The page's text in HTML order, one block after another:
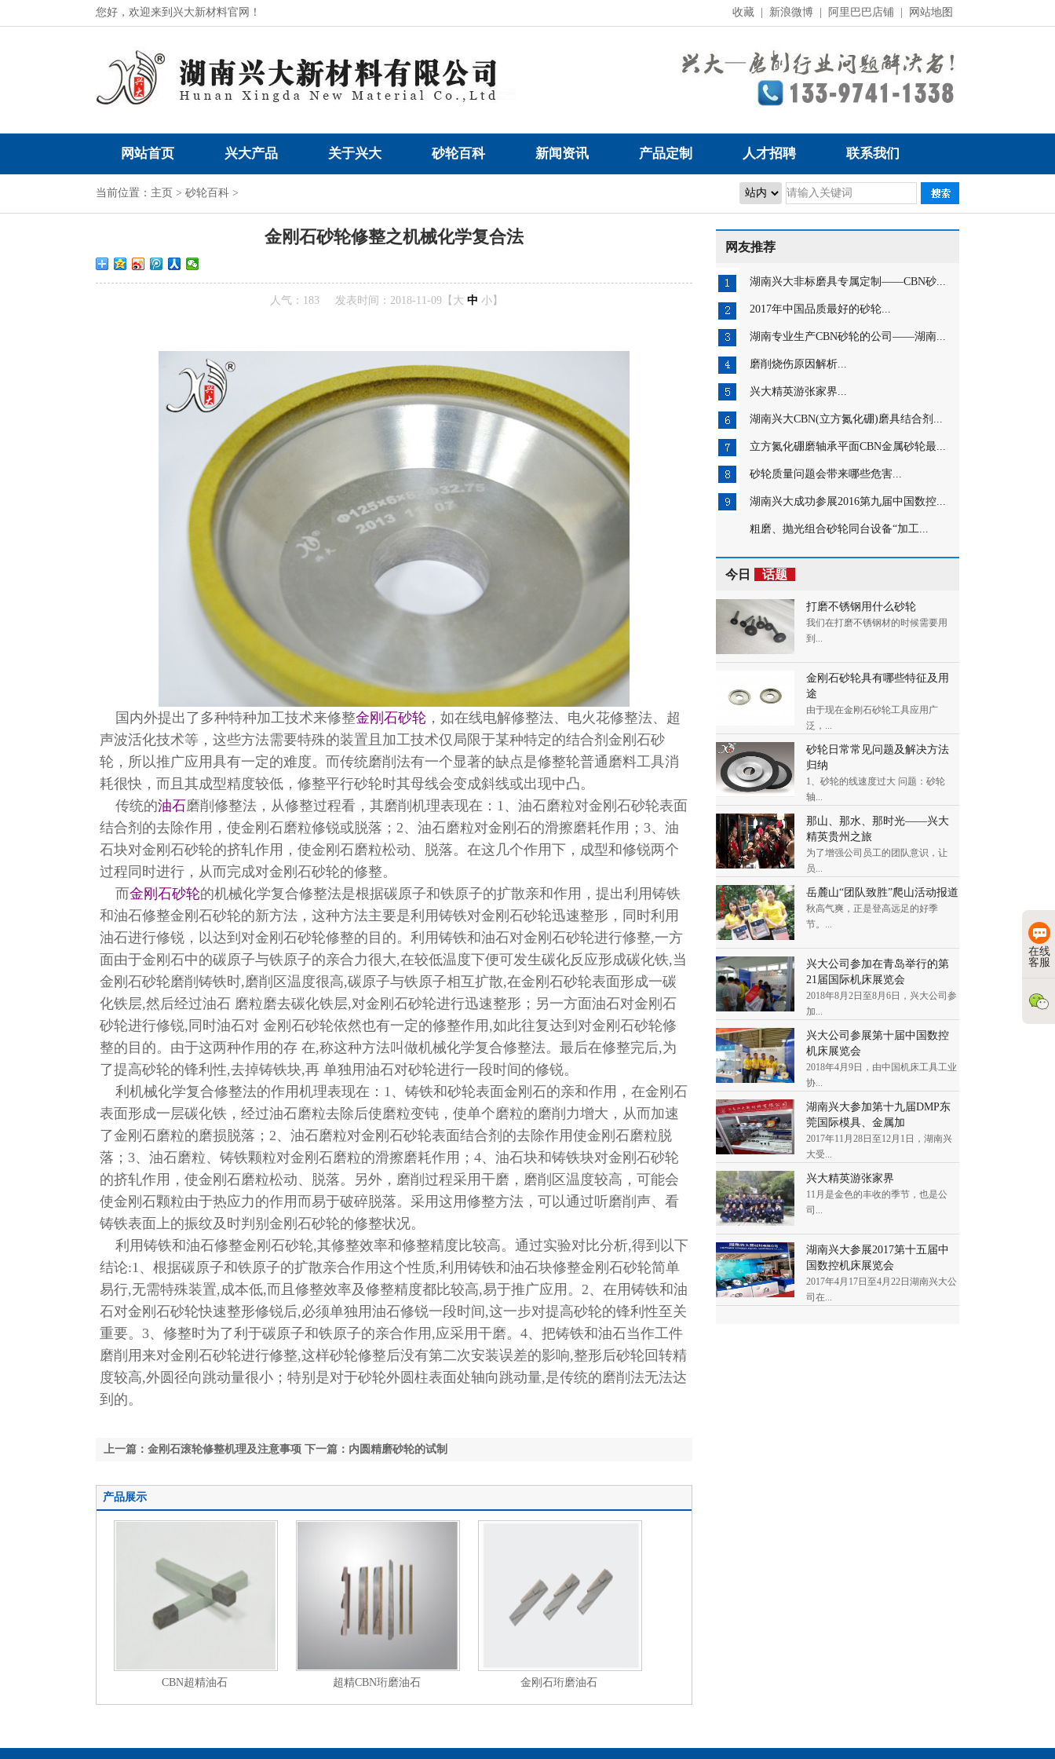
收藏 新浪微博 阿里巴巴店铺 网站地图
您好，欢迎来到兴大新材料官网！
兴大——磨削行业问题解决者！
网站首页 兴大产品 关于兴大 砂轮百科 新闻资讯 产品定制 人才招聘 联系我们
当前位置： 主页 > 砂轮百科 >
金刚石砂轮修整之机械化学复合法
人气：183 发表时间：2018-11-09【 大 中 小】
国内外提出了多种特种加工技术来修整金刚石砂轮 ，如在线电解修整法、电火花修整法、超
声波活化技术等，这些方法需要特殊的装置且加工技术仅局限于某种特定的结合剂金刚石砂
轮，所以推广应用具有一定的难度。而传统磨削法有一个显著的缺点是修整轮普通磨料工具消
耗很快，而且其成型精度较低，修整平行砂轮时其母线会变成斜线或出现中凸。
传统的油石磨削修整法，从修整过程看，其磨削机理表现在：1、油石磨粒对金刚石砂轮表面
结合剂的去除作用，使金刚石磨粒修锐或脱落；2、油石磨粒对金刚石的滑擦磨耗作用；3、油
石块对金刚石砂轮的挤轧作用，使金刚石磨粒松动、脱落。在这几个作用下，成型和修锐两个
过程同时进行，从而完成对金刚石砂轮的修整。
而金刚石砂轮的机械化学复合修整法是根据碳原子和铁原子的扩散亲和作用，提出利用铸铁
和油石修整金刚石砂轮的新方法，这种方法主要是利用铸铁对金刚石砂轮迅速整形，同时利用
油石进行修锐，以达到对金刚石砂轮修整的目的。利用铸铁和油石对金刚石砂轮进行修整,一方
面由于金刚石中的碳原子与铁原子的亲合力很大,在较低温度下便可发生碳化反应形成碳化铁,当
金刚石砂轮磨削铸铁时,磨削区温度很高,碳原子与铁原子相互扩散,在金刚石砂轮表面形成一碳
化铁层,然后经过油石 磨粒磨去碳化铁层,对金刚石砂轮进行迅速整形；另一方面油石对金刚石
砂轮进行修锐,同时油石对 金刚石砂轮依然也有一定的修整作用,如此往复达到对金刚石砂轮修
整的目的。由于这两种作用的存 在,称这种方法叫做机械化学复合修整法。最后在修整完后,为
了提高砂轮的锋利性,去掉铸铁块,再 单独用油石对砂轮进行一段时间的修锐。
利机械化学复合修整法的作用机理表现在：1、铸铁和砂轮表面金刚石的亲和作用，在金刚石
表面形成一层碳化铁，经过油石磨粒去除后使磨粒变钝，使单个磨粒的磨削力增大，从而加速
了金刚石磨粒的磨损脱落；2、油石磨粒对金刚石砂轮表面结合剂的去除作用使金刚石磨粒脱
落；3、油石磨粒、铸铁颗粒对金刚石磨粒的滑擦磨耗作用；4、油石块和铸铁块对金刚石砂轮
的挤轧作用，使金刚石磨粒松动、脱落。另外，磨削过程采用干磨，磨削区温度较高，可能会
使金刚石颗粒由于热应力的作用而易于破碎脱落。采用这用修整方法，可以通过听磨削声、看
铸铁表面上的振纹及时判别金刚石砂轮的修整状况。
利用铸铁和油石修整金刚石砂轮,其修整效率和修整精度比较高。通过实验对比分析,得到以下
结论:1、根据碳原子和铁原子的扩散亲合作用这个性质,利用铸铁和油石块修整金刚石砂轮简单
易行,无需特殊装置,成本低,而且修整效率及修整精度都比较高,易于推广应用。2、在用铸铁和油
石对金刚石砂轮快速整形修锐后,必须单独用油石修锐一段时间,这一步对提高砂轮的锋利性至关
重要。3、修整时为了利于碳原子和铁原子的亲合作用,应采用干磨。4、把铸铁和油石当作工件
磨削用来对金刚石砂轮进行修整,这样砂轮修整后没有第二次安装误差的影响,整形后砂轮回转精
度较高,外圆径向跳动量很小；特别是对于砂轮外圆柱表面处轴向跳动量,是传统的磨削法无法达
到的。
上一篇：金刚石滚轮修整机理及注意事项 下一篇：内圆精磨砂轮的试制
产品展示
CBN超精油石 超精CBN珩磨油石 金刚石珩磨油石
网友推荐
湖南兴大非标磨具专属定制——CBN砂...
2017年中国品质最好的砂轮...
湖南专业生产CBN砂轮的公司——湖南...
磨削烧伤原因解析...
兴大精英游张家界...
湖南兴大CBN(立方氮化硼)磨具结合剂...
立方氮化硼磨轴承平面CBN金属砂轮最...
砂轮质量问题会带来哪些危害...
湖南兴大成功参展2016第九届中国数控...
粗磨、抛光组合砂轮同台设备“加工...
今日 话题
打磨不锈钢用什么砂轮
我们在打磨不锈钢材的时候需要用
到...
金刚石砂轮具有哪些特征及用
途
由于现在金刚石砂轮工具应用广
泛，...
砂轮日常常见问题及解决方法
归纳
1、砂轮的线速度过大 问题：砂轮
轴...
那山、那水、那时光——兴大
精英贵州之旅
为了增强公司员工的团队意识，让
员...
岳麓山“团队致胜”爬山活动报道
秋高气爽，正是登高远足的好季
节。...
兴大公司参加在青岛举行的第
21届国际机床展览会
2018年8月2日至8月6日，兴大公司参
加...
兴大公司参展第十届中国数控
机床展览会
2018年4月9日，由中国机床工具工业
协...
湖南兴大参加第十九届DMP东
莞国际模具、金属加
2017年11月28日至12月1日，湖南兴
大受...
兴大精英游张家界
11月是金色的丰收的季节，也是公
司...
湖南兴大参展2017第十五届中
国数控机床展览会
2017年4月17日至4月22日湖南兴大公
司在...
在线
客服